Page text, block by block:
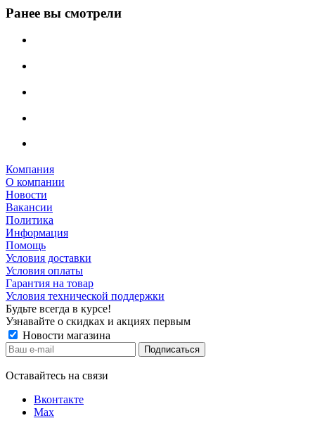
Ранее вы смотрели
Компания
О компании
Новости
Вакансии
Политика
Информация
Помощь
Условия доставки
Условия оплаты
Гарантия на товар
Условия технической поддержки
Будьте всегда в курсе!
Узнавайте о скидках и акциях первым
Новости магазина
Оставайтесь на связи
Вконтакте
Max